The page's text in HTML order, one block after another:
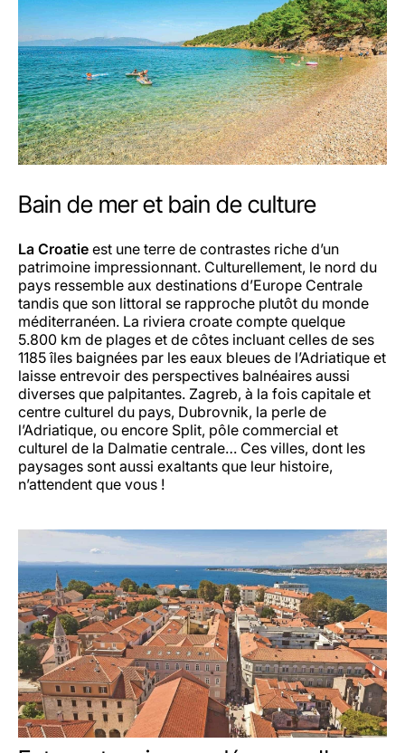
Bain de mer et bain de culture
La Croatie est une terre de contrastes riche d’un
patrimoine impressionnant. Culturellement, le nord du
pays ressemble aux destinations d’Europe Centrale
tandis que son littoral se rapproche plutôt du monde
méditerranéen. La riviera croate compte quelque
5.800 km de plages et de côtes incluant celles de ses
1185 îles baignées par les eaux bleues de l’Adriatique et
laisse entrevoir des perspectives balnéaires aussi
diverses que palpitantes. Zagreb, à la fois capitale et
centre culturel du pays, Dubrovnik, la perle de
l’Adriatique, ou encore Split, pôle commercial et
culturel de la Dalmatie centrale… Ces villes, dont les
paysages sont aussi exaltants que leur histoire,
n’attendent que vous !